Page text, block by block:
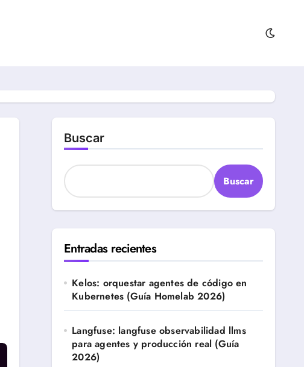
Buscar
Buscar
Entradas recientes
Kelos: orquestar agentes de código en
Kubernetes (Guía Homelab 2026)
Langfuse: langfuse observabilidad llms
para agentes y producción real (Guía
2026)